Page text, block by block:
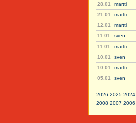
28.01 martti
21.01 martti
12.01 martti
11.01 sven
11.01 martti
10.01 sven
10.01 martti
05.01 sven
2026 2025 2024
2008 2007 2006